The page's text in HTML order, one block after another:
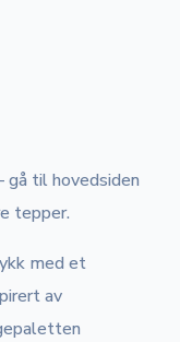
gå til hovedsiden
tepper.
med et
av